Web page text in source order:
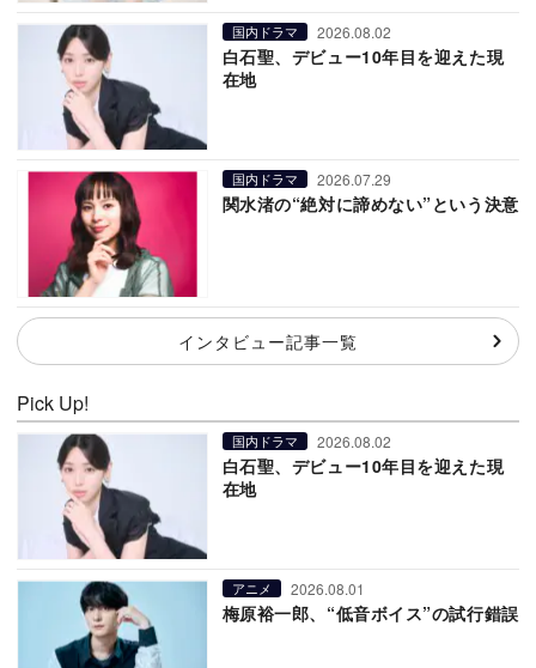
国内ドラマ 2026.08.02
白石聖、デビュー10年目を迎えた現
在地
国内ドラマ 2026.07.29
関水渚の“絶対に諦めない”という決意
インタビュー記事一覧
Pick Up!
国内ドラマ 2026.08.02
白石聖、デビュー10年目を迎えた現
在地
アニメ 2026.08.01
梅原裕一郎、“低音ボイス”の試行錯誤